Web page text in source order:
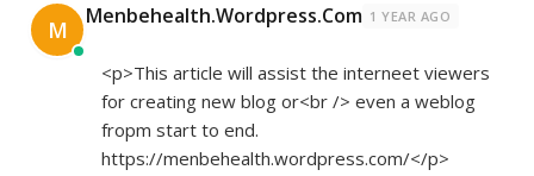
M Menbehealth.Wordpress.Com 1 YEAR AGO
<p>This article will assist the interneet viewers
for creating new blog or<br /> even a weblog
fropm start to end.
https://menbehealth.wordpress.com/</p>